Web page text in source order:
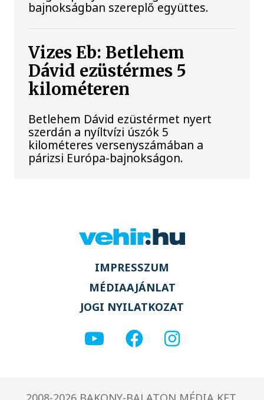
bajnokságban szereplő együttes.
Vizes Eb: Betlehem
Dávid ezüstérmes 5
kilométeren
Betlehem Dávid ezüstérmet nyert
szerdán a nyíltvízi úszók 5
kilométeres versenyszámában a
párizsi Európa-bajnokságon.
IMPRESSZUM
MÉDIAAJÁNLAT
JOGI NYILATKOZAT